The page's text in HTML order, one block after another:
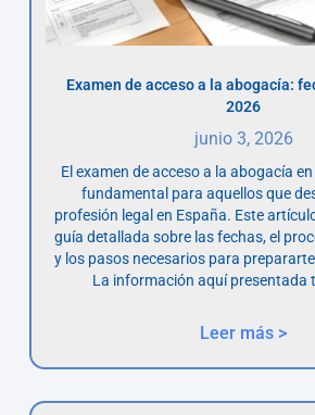
Examen de acceso a la abogacía:
2026
junio 3, 2026
El examen de acceso a la abogacía
fundamental para aquellos que
profesión legal en España. Este
guía detallada sobre las fechas, el
y los pasos necesarios para
La información aquí presentada
Leer más >